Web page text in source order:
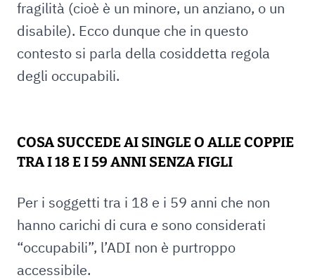
fragilità (cioè è un minore, un anziano, o un
disabile). Ecco dunque che in questo
contesto si parla della cosiddetta regola
degli occupabili.
COSA SUCCEDE AI SINGLE O ALLE COPPIE
TRA I 18 E I 59 ANNI SENZA FIGLI
Per i soggetti tra i 18 e i 59 anni che non
hanno carichi di cura e sono considerati
“occupabili”, l’ADI non è purtroppo
accessibile.